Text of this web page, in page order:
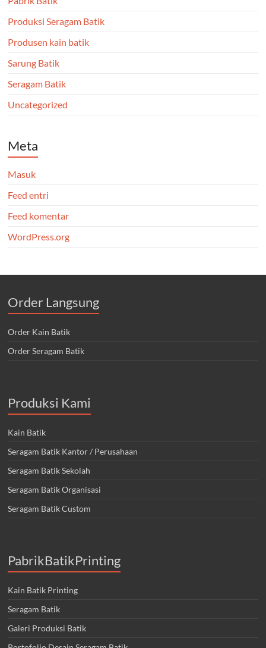
Produksi Seragam Batik
Produsen kain batik
Sarung Batik
Seragam Batik
Uncategorized
Meta
Masuk
Feed entri
Feed komentar
WordPress.org
Order Langsung
Order Kain Batik
Order Seragam Batik
Produksi Kami
Kain Batik
Seragam Batik Kantor / Perusahaan
Seragam Batik Sekolah
Seragam Batik Organisasi
Seragam Batik Custom
PabrikBatikPrinting
Kain Batik Printing
Seragam Batik
Galeri Produksi Batik